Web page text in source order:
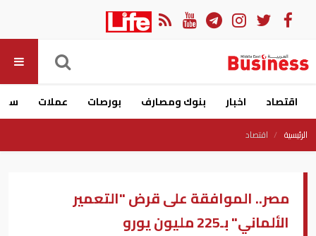
اقتصاد اخبار بنوك ومصارف بورصات عملات
الرئيسية اقتصاد
مصر.. الموافقة على قرض "التعمير
الألماني" بـ225 مليون يورو